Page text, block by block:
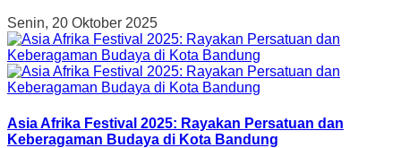
Senin, 20 Oktober 2025
Asia Afrika Festival 2025: Rayakan Persatuan dan
Keberagaman Budaya di Kota Bandung